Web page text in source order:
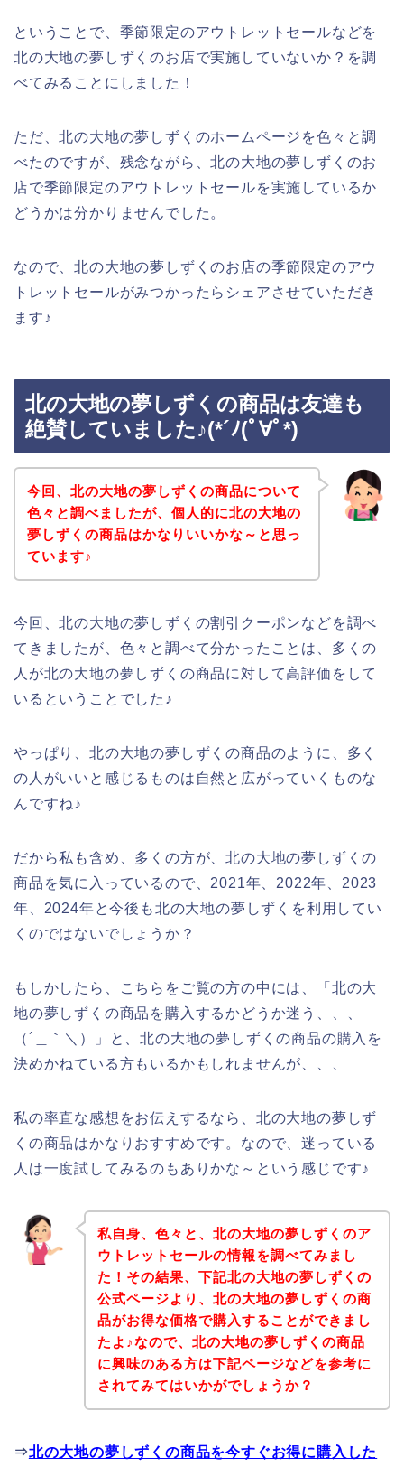
ということで、季節限定のアウトレットセールなどを
北の大地の夢しずくのお店で実施していないか？を調
べてみることにしました！
ただ、北の大地の夢しずくのホームページを色々と調
べたのですが、残念ながら、北の大地の夢しずくのお
店で季節限定のアウトレットセールを実施しているか
どうかは分かりませんでした。
なので、北の大地の夢しずくのお店の季節限定のアウ
トレットセールがみつかったらシェアさせていただき
ます♪
北の大地の夢しずくの商品は友達も
絶賛していました♪(*´ﾉ(ﾟ∀ﾟ*)
今回、北の大地の夢しずくの商品について
色々と調べましたが、個人的に北の大地の
夢しずくの商品はかなりいいかな～と思っ
ています♪
今回、北の大地の夢しずくの割引クーポンなどを調べ
てきましたが、色々と調べて分かったことは、多くの
人が北の大地の夢しずくの商品に対して高評価をして
いるということでした♪
やっぱり、北の大地の夢しずくの商品のように、多く
の人がいいと感じるものは自然と広がっていくものな
んですね♪
だから私も含め、多くの方が、北の大地の夢しずくの
商品を気に入っているので、2021年、2022年、2023
年、2024年と今後も北の大地の夢しずくを利用してい
くのではないでしょうか？
もしかしたら、こちらをご覧の方の中には、「北の大
地の夢しずくの商品を購入するかどうか迷う、、、
（´＿｀＼）」と、北の大地の夢しずくの商品の購入を
決めかねている方もいるかもしれませんが、、、
私の率直な感想をお伝えするなら、北の大地の夢しず
くの商品はかなりおすすめです。なので、迷っている
人は一度試してみるのもありかな～という感じです♪
私自身、色々と、北の大地の夢しずくのア
ウトレットセールの情報を調べてみまし
た！その結果、下記北の大地の夢しずくの
公式ページより、北の大地の夢しずくの商
品がお得な価格で購入することができまし
たよ♪なので、北の大地の夢しずくの商品
に興味のある方は下記ページなどを参考に
されてみてはいかがでしょうか？
⇒北の大地の夢しずくの商品を今すぐお得に購入した